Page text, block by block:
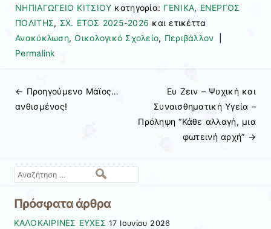
ΝΗΠΙΑΓΩΓΕΙΟ ΚΙΤΣΙΟΥ κατηγορία: ΓΕΝΙΚΑ, ΕΝΕΡΓΟΣ
ΠΟΛΙΤΗΣ, ΣΧ. ΕΤΟΣ 2025-2026 και ετικέττα
Ανακύκλωση,Οικολογικό Σχολείο, Περιβάλλον
Permalink
Πλοήγηση άρθρων
← Προηγούμενo Μάϊος…
ανθισμένος!
Ευ Ζειν – Ψυχική και
Συναισθηματική Υγεία –
Πρόληψη “Κάθε αλλαγή, μια
φωτεινή αρχή” →
Αναζήτηση
Πρόσφατα άρθρα
ΚΑΛΟΚΑΙΡΙΝΕΣ ΕΥΧΕΣ 17 Ιουνίου 2026